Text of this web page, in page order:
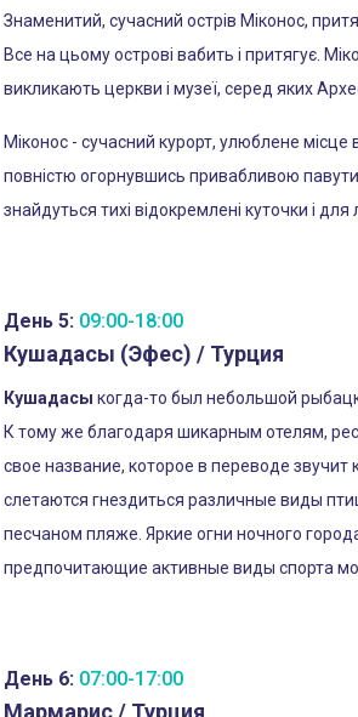
Знаменитий, сучасний острів Міконос,
Все на цьому острові вабить і притягує.
викликають церкви і музеї, серед яких
Міконос - сучасний курорт, улюблене
повністю огорнувшись привабливою
знайдуться тихі відокремлені куточки і для
День 5: 09:00-18:00
Кушадасы (Эфес) / Турция
Кушадасы когда-то был небольшой
К тому же благодаря шикарным отелям,
свое название, которое в переводе
слетаются гнездиться различные виды
песчаном пляже. Яркие огни ночного
предпочитающие активные виды спорта
День 6: 07:00-17:00
Мармарис / Турция